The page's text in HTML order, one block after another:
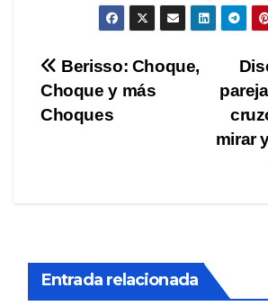
Navegación
de
mirar
Berisso: Choque,
Choque y más
Choques
Entrada relacionada